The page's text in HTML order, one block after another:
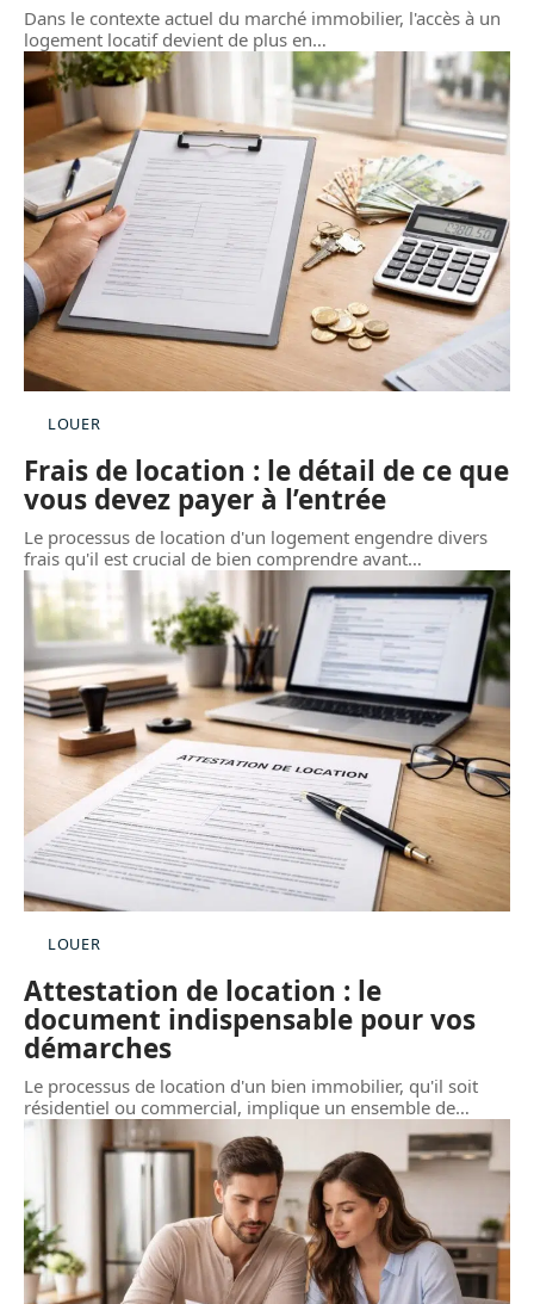
Dans le contexte actuel du marché immobilier, l'accès à un
logement locatif devient de plus en…
LOUER
Frais de location : le détail de ce que
vous devez payer à l’entrée
Le processus de location d'un logement engendre divers
frais qu'il est crucial de bien comprendre avant…
LOUER
Attestation de location : le
document indispensable pour vos
démarches
Le processus de location d'un bien immobilier, qu'il soit
résidentiel ou commercial, implique un ensemble de…